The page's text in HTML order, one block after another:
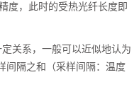
度，此时的受热光纤长度即
关系，一般可以近似地认为
间隔之和（采样间隔：温度